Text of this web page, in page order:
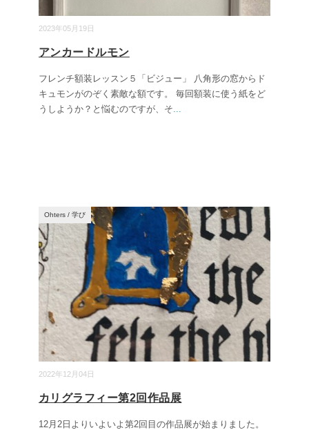
2023年05月19日
アンカードルモン
フレンチ額装レッスン５「ビジュー」 八角形の窓からド
キュモンがのぞく素敵な額です。 毎回額装に使う紙をど
うしようか？と悩むのですが、そ...
2022年12月04日
Ohters / 学び
カリグラフィー第2回作品展
12月2日よりいよいよ第2回目の作品展が始まりました。